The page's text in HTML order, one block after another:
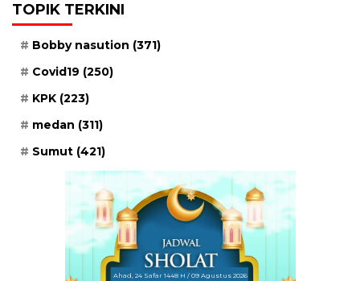
TOPIK TERKINI
Bobby nasution (371)
Covid19 (250)
KPK (223)
medan (311)
Sumut (421)
Ahad, 24 Safar 1448 H / 09 Agustus 2026